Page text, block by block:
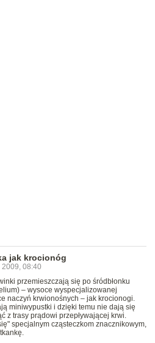
jak krocionóg
08:40
przemieszczają się po śródbłonku
– wysoce wyspecjalizowanej
naczyń krwionośnych – jak krocionogi.
miniwypustki i dzięki temu nie dają się
z trasy prądowi przepływającej krwi.
specjalnym cząsteczkom znacznikowym,